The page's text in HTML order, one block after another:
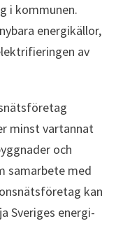
i kommunen.
energikällor,
av
minst vartannat
och
samarbete med
kan
Sveriges energi-